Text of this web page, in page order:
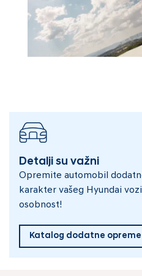
Detalji su važni
Opremite automobil
karakter vašeg Hyundai
osobnost!
Katalog dodatne opreme